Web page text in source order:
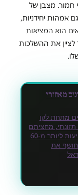
תזונתי חמור. מצבן של
אמהות יחידניות,
הוא המציאות
לציין את ההשלכות
מאחורי
מתחת לקו
תזונתי, מחציתם
ברמה חמורה • הוצאות הדיור שלהם מגיעות ליותר מ-60
את